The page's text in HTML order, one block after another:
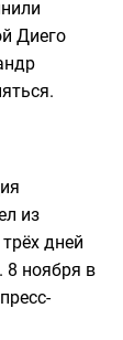
Диего
из
дней
8 ноября в